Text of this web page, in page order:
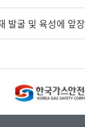
발굴 및 육성에 앞장